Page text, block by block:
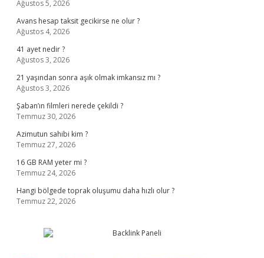
Ağustos 5, 2026
Avans hesap taksit gecikirse ne olur ?
Ağustos 4, 2026
41 ayet nedir ?
Ağustos 3, 2026
21 yaşından sonra aşık olmak imkansız mı ?
Ağustos 3, 2026
Şaban’ın filmleri nerede çekildi ?
Temmuz 30, 2026
Azimutun sahibi kim ?
Temmuz 27, 2026
16 GB RAM yeter mi ?
Temmuz 24, 2026
Hangi bölgede toprak oluşumu daha hızlı olur ?
Temmuz 22, 2026